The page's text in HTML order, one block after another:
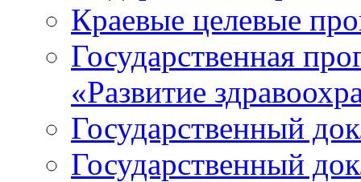
Краевые целевые
Государственная
«Развитие
Государственный
Государственный